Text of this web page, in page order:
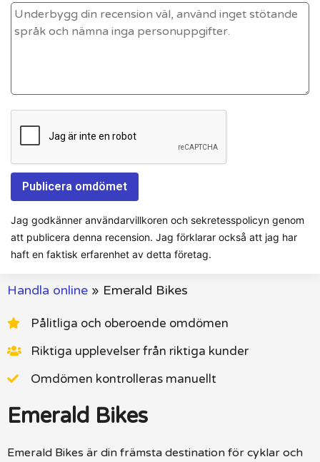
Jag godkänner användarvillkoren och sekretesspolicyn genom
att publicera denna recension. Jag förklarar också att jag har
haft en faktisk erfarenhet av detta företag.
Handla online » Emerald Bikes
Pålitliga och oberoende omdömen
Riktiga upplevelser från riktiga kunder
Omdömen kontrolleras manuellt
Emerald Bikes
Emerald Bikes är din främsta destination för cyklar och